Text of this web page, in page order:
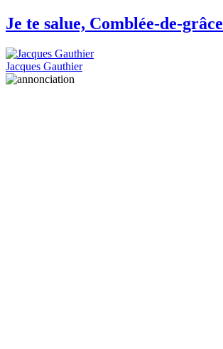
Je te salue, Comblée-de-grâce
Jacques Gauthier